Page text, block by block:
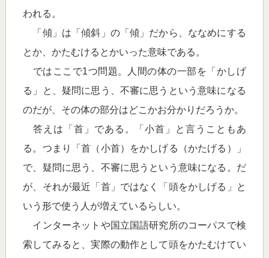
われる。
「傾」は「傾斜」の「傾」だから、ななめにする
とか、かたむけるとかいった意味である。
ではここで1つ問題。人間の体の一部を「かしげ
る」と、疑問に思う、不審に思うという意味になる
のだが、その体の部分はどこかお分かりだろうか。
答えは「首」である。「小首」と言うこともあ
る。つまり「首（小首）をかしげる（かたげる）」
で、疑問に思う、不審に思うという意味になる。だ
が、それが最近「首」ではなく「頭をかしげる」と
いう形で使う人が増えているらしい。
インターネットや国立国語研究所のコーパスで検
索してみると、実際の動作として頭をかたむけてい